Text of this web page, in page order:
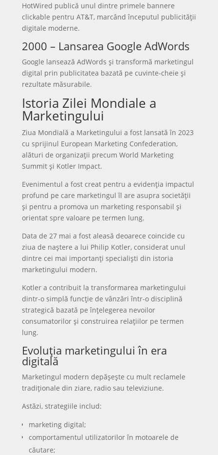
HotWired publică unul dintre primele bannere
clickable pentru AT&T, marcând începutul publicității
digitale moderne.
2000 – Lansarea Google AdWords
Google lansează AdWords și transformă marketingul
digital prin publicitatea bazată pe cuvinte-cheie și
rezultate măsurabile.
Istoria Zilei Mondiale a
Marketingului
Ziua Mondială a Marketingului a fost lansată în 2023
cu sprijinul European Marketing Confederation,
alături de organizații precum World Marketing
Summit și Kotler Impact.
Evenimentul a fost creat pentru a evidenția impactul
profund pe care marketingul îl are asupra societății
și pentru a promova un marketing responsabil și
orientat spre valoare pe termen lung.
Data de 27 mai a fost aleasă deoarece coincide cu
ziua de naștere a lui Philip Kotler, considerat unul
dintre cei mai importanți specialiști din istoria
marketingului modern.
Kotler a contribuit la transformarea marketingului
dintr-o simplă funcție de vânzări într-o disciplină
strategică bazată pe înțelegerea nevoilor
consumatorilor și construirea relațiilor pe termen
lung.
Evoluția marketingului în era
digitală
Marketingul modern depășește cu mult reclamele
tradiționale din ziare, radio sau televiziune.
Astăzi, strategiile includ:
marketing digital;
comportamentul utilizatorilor în motoarele de
căutare;